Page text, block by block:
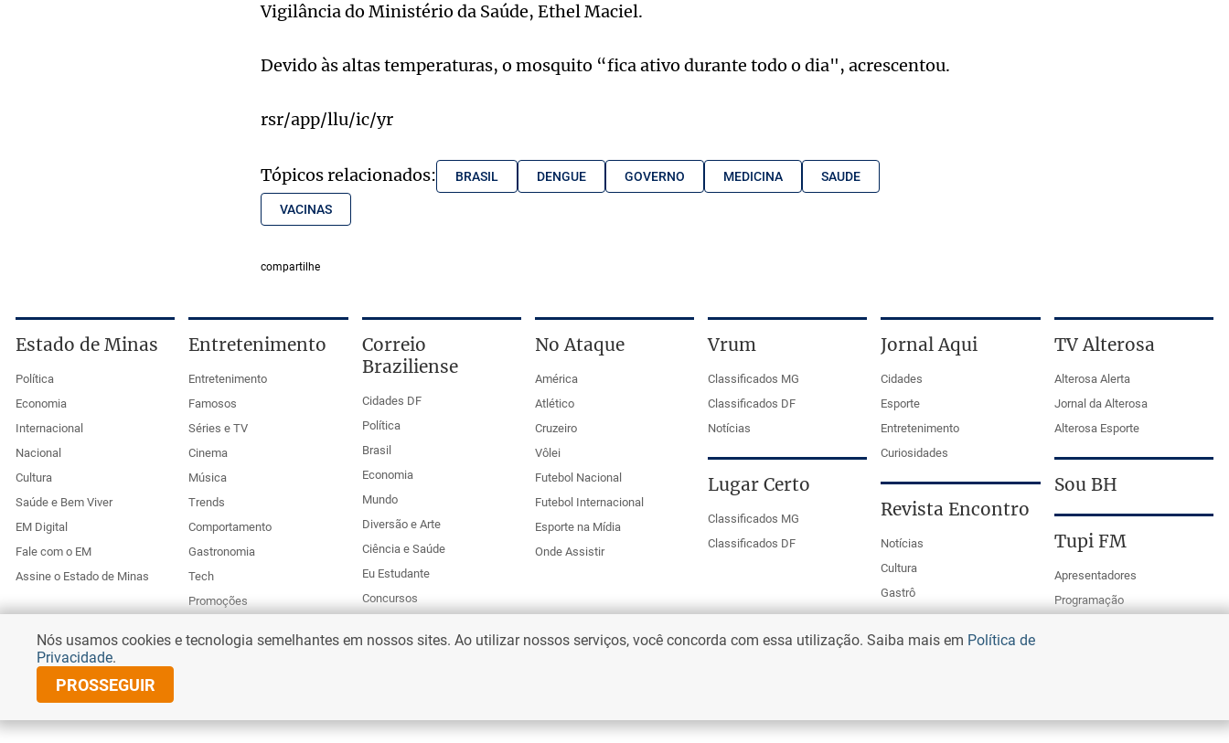
Vigilância do Ministério da Saúde, Ethel Maciel.
Devido às altas temperaturas, o mosquito “fica ativo durante todo o dia", acrescentou.
rsr/app/llu/ic/yr
Tópicos relacionados: BRASIL DENGUE GOVERNO MEDICINA SAUDE
VACINAS
compartilhe
Estado de Minas
Política
Economia
Internacional
Nacional
Cultura
Saúde e Bem Viver
EM Digital
Fale com o EM
Assine o Estado de Minas
Entretenimento
Entretenimento
Famosos
Séries e TV
Cinema
Música
Trends
Comportamento
Gastronomia
Tech
Promoções
Anuncie no Uai
Correio
Braziliense
Cidades DF
Política
Brasil
Economia
Mundo
Diversão e Arte
Ciência e Saúde
Eu Estudante
Concursos
No Ataque
América
Atlético
Cruzeiro
Vôlei
Futebol Nacional
Futebol Internacional
Esporte na Mídia
Onde Assistir
Vrum
Classificados MG
Classificados DF
Notícias
Lugar Certo
Classificados MG
Classificados DF
Jornal Aqui
Cidades
Esporte
Entretenimento
Curiosidades
Revista Encontro
Notícias
Cultura
Gastrô
TV Alterosa
Alterosa Alerta
Jornal da Alterosa
Alterosa Esporte
Sou BH
Tupi FM
Apresentadores
Programação
© Copyright 2025 Diários Associados
Nós usamos cookies e tecnologia semelhantes em nossos sites. Ao utilizar nossos serviços, você concorda com essa utilização. Saiba mais em Política de
Privacidade.
PROSSEGUIR